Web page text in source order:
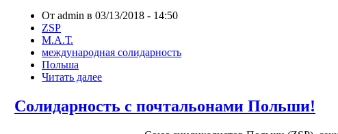
От admin в 03/13/2018 - 14:50
ZSP
М.А.Т.
международная солидарность
Польша
Читать далее
Солидарность с почтальонами Польши!